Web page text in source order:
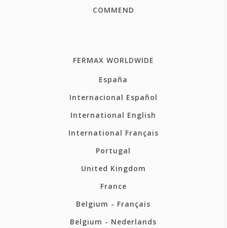
COMMEND
FERMAX WORLDWIDE
España
Internacional Español
International English
International Français
Portugal
United Kingdom
France
Belgium - Français
Belgium - Nederlands